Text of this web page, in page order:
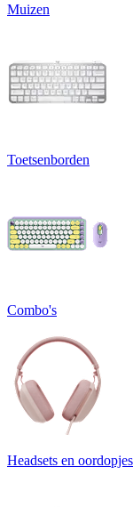
Muizen
Toetsenborden
Combo's
Headsets en oordopjes